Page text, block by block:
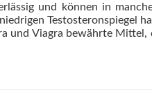
und können in
Testosteronspiegel
und Viagra bewährte Mittel,